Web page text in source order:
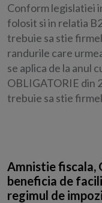
Conform legislatiei
folosit si in relatia
trebuie sa stie
randurile care
se aplica de la anul
OBLIGATORIE din
trebuie sa stie
Amnistie fiscala,
beneficia de
regimul de